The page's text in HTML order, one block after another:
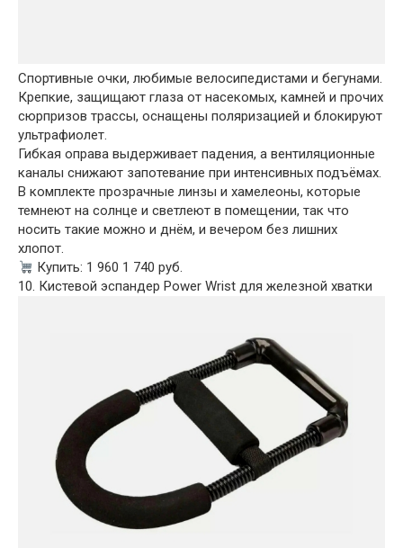
Спортивные очки, любимые велосипедистами и бегунами.
Крепкие, защищают глаза от насекомых, камней и прочих
сюрпризов трассы, оснащены поляризацией и блокируют
ультрафиолет.
Гибкая оправа выдерживает падения, а вентиляционные
каналы снижают запотевание при интенсивных подъёмах.
В комплекте прозрачные линзы и хамелеоны, которые
темнеют на солнце и светлеют в помещении, так что
носить такие можно и днём, и вечером без лишних
хлопот.
Купить: 1 960 1 740 руб.
10. Кистевой эспандер Power Wrist для железной хватки